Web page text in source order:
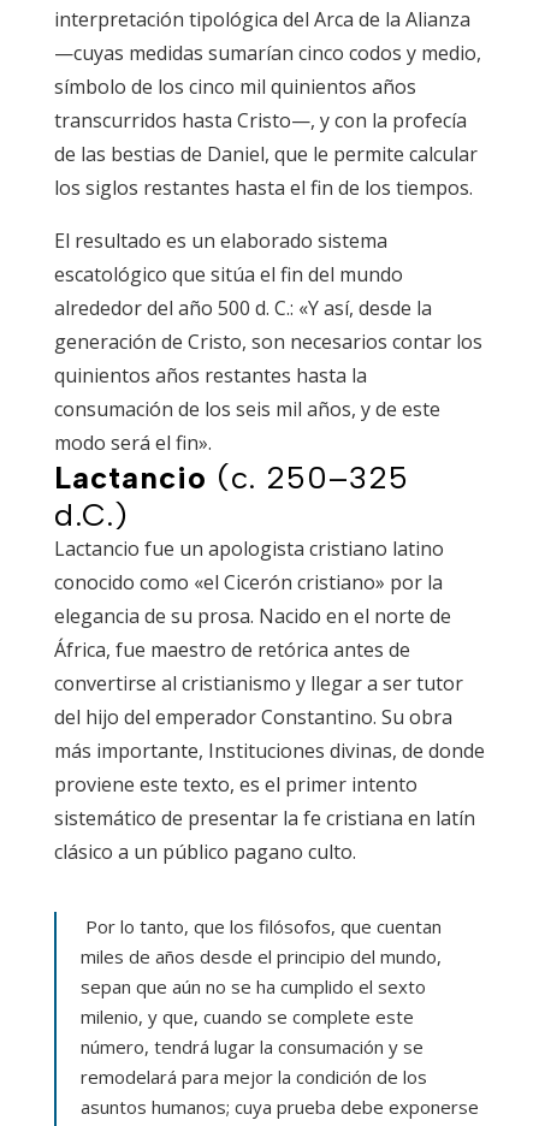
interpretación tipológica del Arca de la Alianza
—cuyas medidas sumarían cinco codos y medio,
símbolo de los cinco mil quinientos años
transcurridos hasta Cristo—, y con la profecía
de las bestias de Daniel, que le permite calcular
los siglos restantes hasta el fin de los tiempos.
El resultado es un elaborado sistema
escatológico que sitúa el fin del mundo
alrededor del año 500 d. C.: «Y así, desde la
generación de Cristo, son necesarios contar los
quinientos años restantes hasta la
consumación de los seis mil años, y de este
modo será el fin».
Lactancio (c. 250–325
d.C.)
Lactancio fue un apologista cristiano latino
conocido como «el Cicerón cristiano» por la
elegancia de su prosa. Nacido en el norte de
África, fue maestro de retórica antes de
convertirse al cristianismo y llegar a ser tutor
del hijo del emperador Constantino. Su obra
más importante, Instituciones divinas, de donde
proviene este texto, es el primer intento
sistemático de presentar la fe cristiana en latín
clásico a un público pagano culto.
Por lo tanto, que los filósofos, que cuentan
miles de años desde el principio del mundo,
sepan que aún no se ha cumplido el sexto
milenio, y que, cuando se complete este
número, tendrá lugar la consumación y se
remodelará para mejor la condición de los
asuntos humanos; cuya prueba debe exponerse